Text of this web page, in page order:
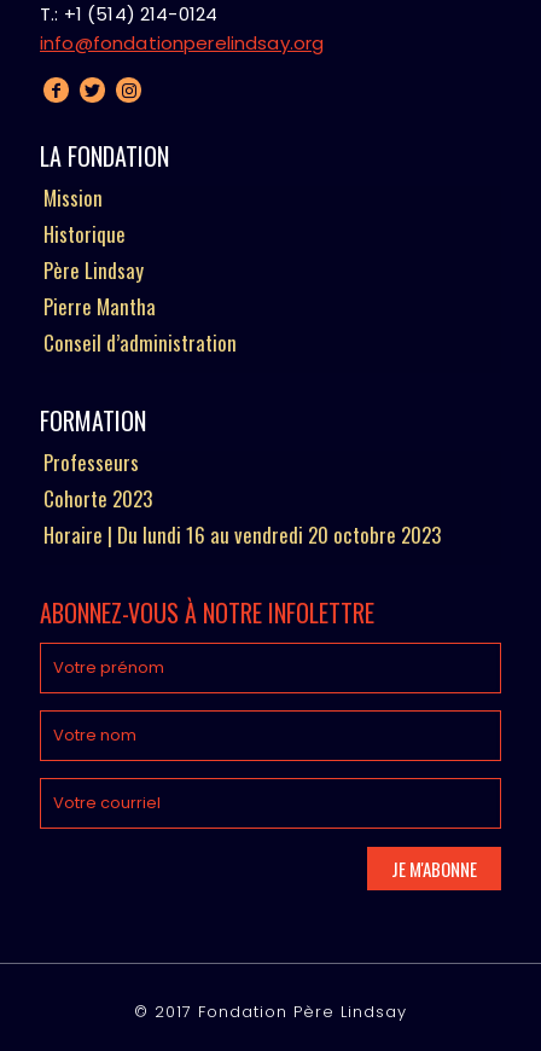
T.: +1 (514) 214-0124
info@fondationperelindsay.org
LA FONDATION
Mission
Historique
Père Lindsay
Pierre Mantha
Conseil d’administration
FORMATION
Professeurs
Cohorte 2023
Horaire | Du lundi 16 au vendredi 20 octobre 2023
ABONNEZ-VOUS À NOTRE INFOLETTRE
© 2017 Fondation Père Lindsay